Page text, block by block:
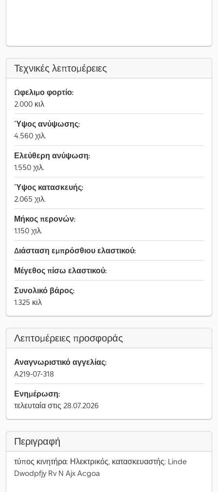
Τεχνικές λεπτομέρειες
Ωφελιμο φορτίο:
2.000 κιλ
Ύψος ανύψωσης:
4.560 χιλ.
Ελεύθερη ανύψωση:
1.550 χιλ.
Ύψος κατασκευής:
2.065 χιλ.
Μήκος περονών:
1.150 χιλ.
Διάσταση εμπρόσθιου ελαστικού:
Μέγεθος πίσω ελαστικού:
Συνολικό βάρος:
1.325 κιλ
Λεπτομέρειες προσφοράς
Αναγνωριστικό αγγελίας:
A219-07-318
Ενημέρωση:
τελευταία στις 28.07.2026
Περιγραφή
τύπος κινητήρα: Ηλεκτρικός, κατασκευαστής: Linde
Dwodpfjy Rv N Ajx Acgoa